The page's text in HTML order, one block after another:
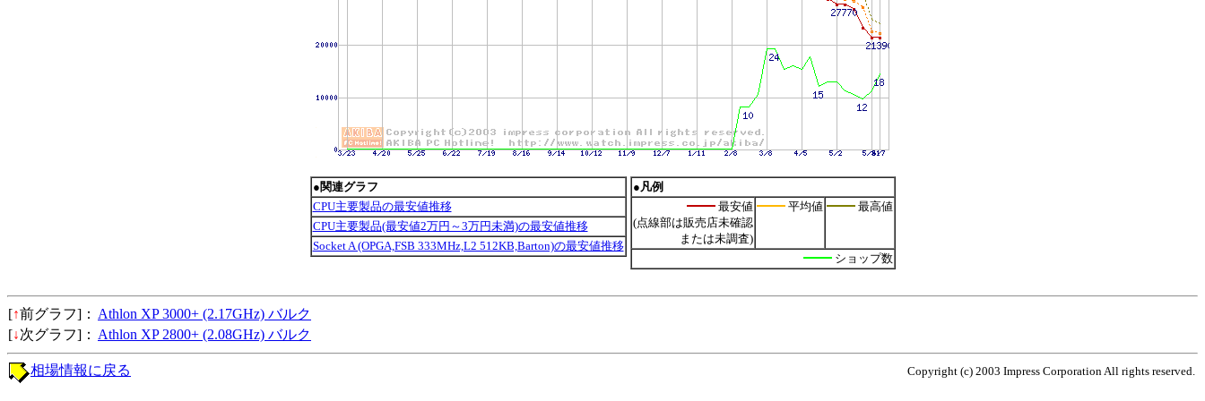
●関連グラフ
CPU主要製品の最安値推移
CPU主要製品(最安値2万円～3万円未満)の最安値推移
Socket A (OPGA,FSB 333MHz,L2 512KB,Barton)の最安値推移
●凡例
最安値
(点線部は販売店未確認
または未調査)
平均値 最高値
ショップ数
[↑前グラフ]： Athlon XP 3000+ (2.17GHz) バルク
[↓次グラフ]： Athlon XP 2800+ (2.08GHz) バルク
Copyright (c) 2003 Impress Corporation All rights reserved.
相場情報に戻る